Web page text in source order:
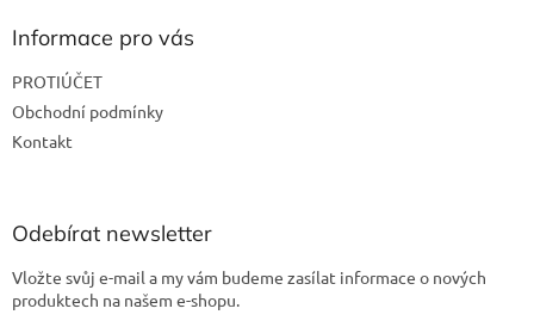
Informace pro vás
PROTIÚČET
Obchodní podmínky
Kontakt
Odebírat newsletter
Vložte svůj e-mail a my vám budeme zasílat informace o nových
produktech na našem e-shopu.